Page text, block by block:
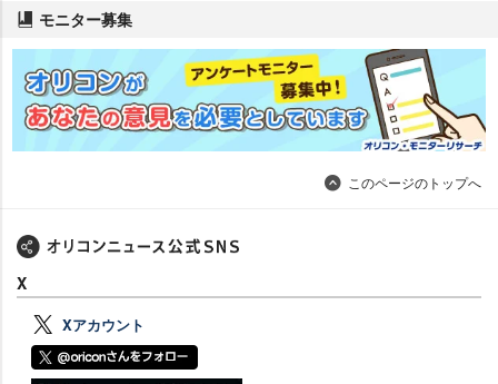
モニター募集
このページのトップへ
X
Xアカウント